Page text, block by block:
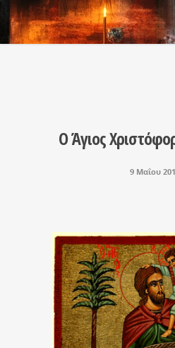
Ο Άγιος
9 Μαΐου